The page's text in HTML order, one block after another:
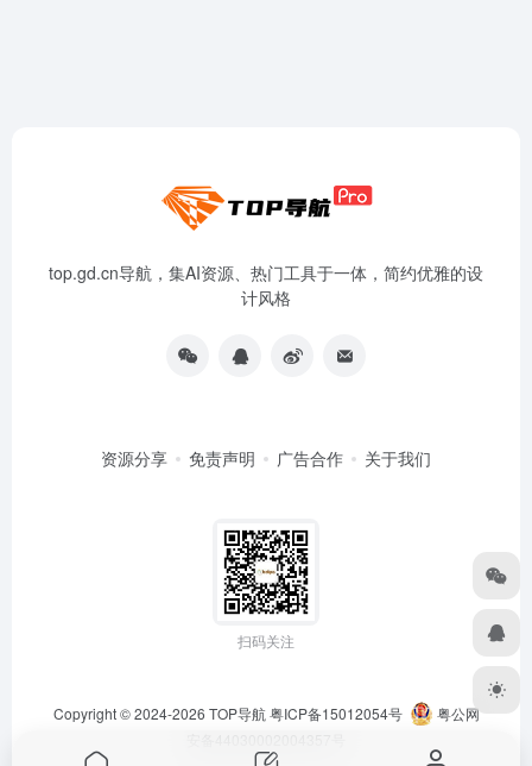
top.gd.cn导航，集AI资源、热门工具于一体，简约优雅的设
计风格
资源分享 免责声明 广告合作 关于我们
扫码关注
Copyright © 2024-2026 TOP导航 粤ICP备15012054号
粤公网